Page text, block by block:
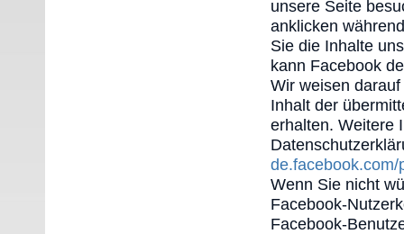
unsere Seite
anklicken
Sie die Inhalte
kann Facebook
Wir weisen
Inhalt der
erhalten. Weitere
de.facebook.com/
Wenn Sie nicht
Facebook-
Facebook-